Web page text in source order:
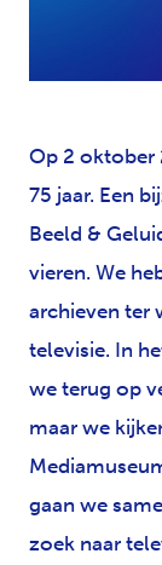
Op 2 oktober
75 jaar. Een
Beeld &
vieren. We
archieven ter
televisie. In
we terug op
maar we
gaan we
zoek naar